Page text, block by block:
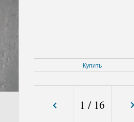
Купить
1 / 16